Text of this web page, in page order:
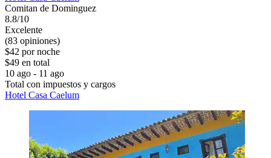
Comitan de Dominguez
8.8/10
Excelente
(83 opiniones)
$42 por noche
$49 en total
10 ago - 11 ago
Total con impuestos y cargos
Hotel Casa Caelum